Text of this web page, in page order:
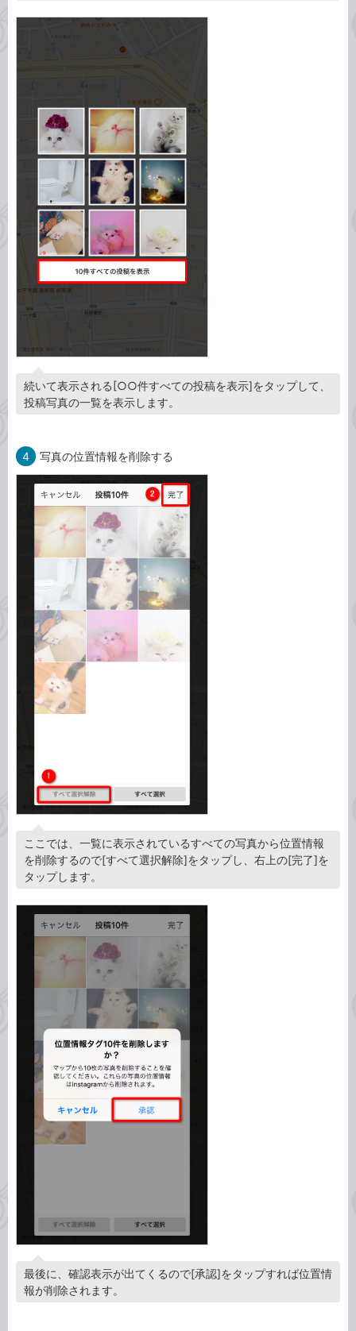
続いて表示される[○○件すべての投稿を表示]をタップして、
投稿写真の一覧を表示します。
4 写真の位置情報を削除する
ここでは、一覧に表示されているすべての写真から位置情報
を削除するので[すべて選択解除]をタップし、右上の[完了]を
タップします。
最後に、確認表示が出てくるので[承認]をタップすれば位置情
報が削除されます。